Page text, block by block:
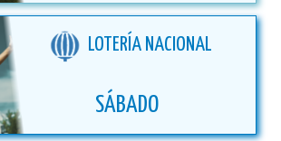
LOTERÍA NACIONAL
SÁBADO